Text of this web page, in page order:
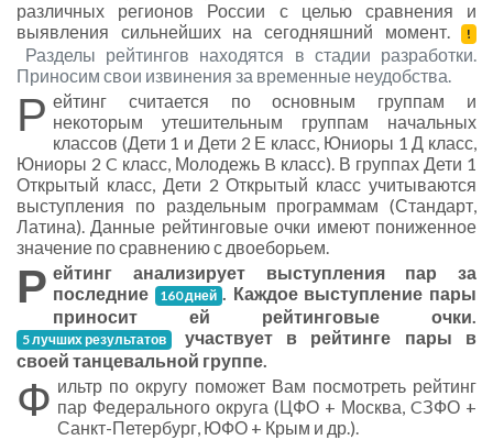
различных регионов России с целью сравнения и
выявления сильнейших на сегодняшний момент. !
Разделы рейтингов находятся в стадии разработки.
Приносим свои извинения за временные неудобства.
Р ейтинг считается по основным группам и
некоторым утешительным группам начальных
классов (Дети 1 и Дети 2 Е класс, Юниоры 1 Д класс,
Юниоры 2 C класс, Молодежь B класс). В группах Дети 1
Открытый класс, Дети 2 Открытый класс учитываются
выступления по раздельным программам (Стандарт,
Латина). Данные рейтинговые очки имеют пониженное
значение по сравнению с двоеборьем.
Р ейтинг анализирует выступления пар за
последние
160 дней . Каждое выступление пары
приносит ей рейтинговые очки.
5 лучших результатов участвует в рейтинге пары в
своей танцевальной группе.
Ф ильтр по округу поможет Вам посмотреть рейтинг
пар Федерального округа (ЦФО + Москва, CЗФО +
Санкт-Петербург, ЮФО + Крым и др.).